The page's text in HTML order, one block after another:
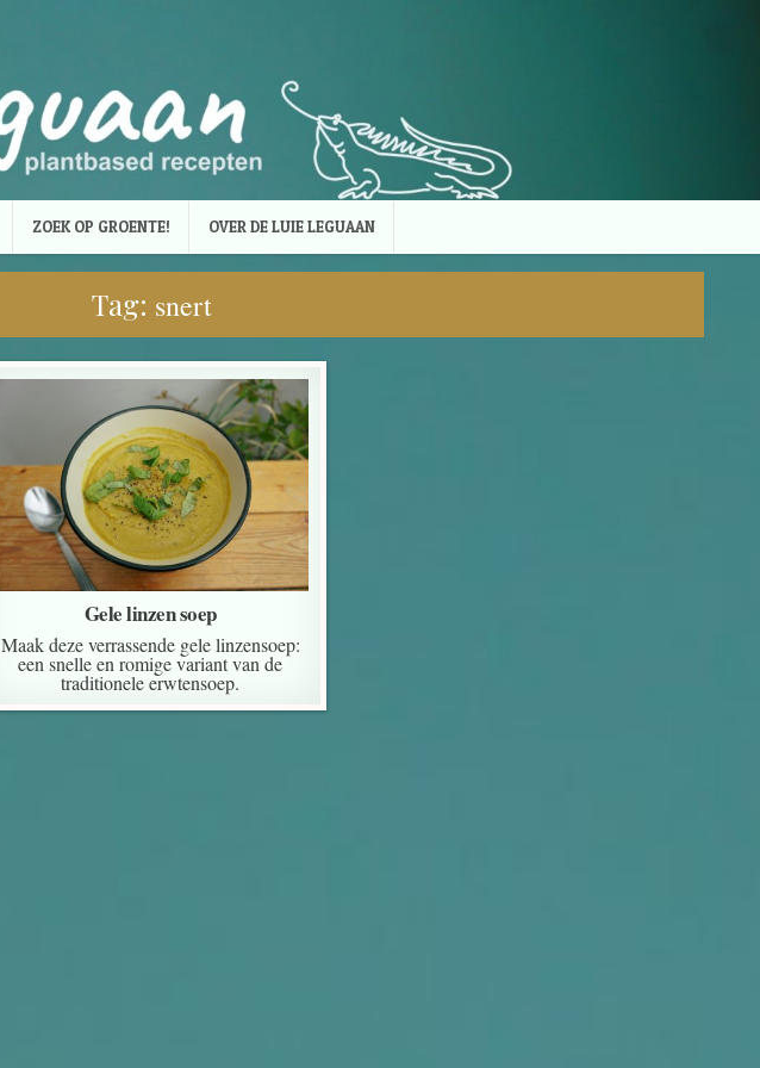
ZOEK OP GROENTE! OVER DE LUIE LEGUAAN
Tag: snert
Gele linzen soep
Maak deze verrassende gele linzensoep:
een snelle en romige variant van de
traditionele erwtensoep.